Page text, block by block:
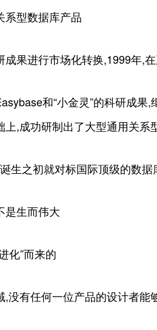
系型数据库产品
成果进行市场化转换,1999年,
和“小金灵”的科研成
上,成功研制出了大型通用关系
生之初就对标国际顶级的数
是生而伟大
化”而来的
,没有任何一位产品的设计者能